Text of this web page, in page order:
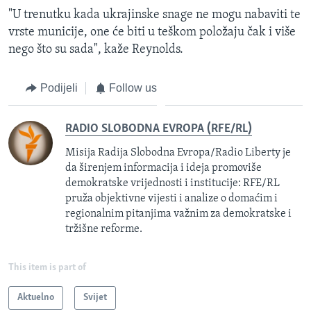
"U trenutku kada ukrajinske snage ne mogu nabaviti te
vrste municije, one će biti u teškom položaju čak i više
nego što su sada", kaže Reynolds.
Podijeli Follow us
RADIO SLOBODNA EVROPA (RFE/RL)
Misija Radija Slobodna Evropa/Radio Liberty je
da širenjem informacija i ideja promoviše
demokratske vrijednosti i institucije: RFE/RL
pruža objektivne vijesti i analize o domaćim i
regionalnim pitanjima važnim za demokratske i
tržišne reforme.
This item is part of
Aktuelno Svijet